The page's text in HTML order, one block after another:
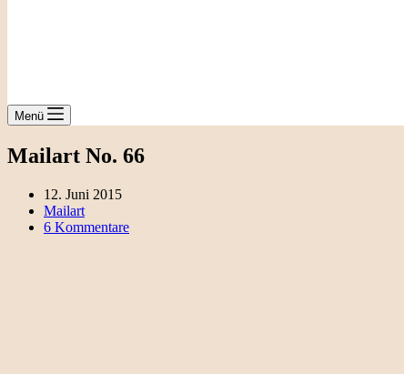
Menü
Mailart No. 66
12. Juni 2015
Mailart
6 Kommentare